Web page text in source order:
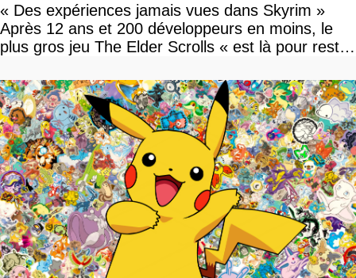
« Des expériences jamais vues dans Skyrim »
Après 12 ans et 200 développeurs en moins, le
plus gros jeu The Elder Scrolls « est là pour rester